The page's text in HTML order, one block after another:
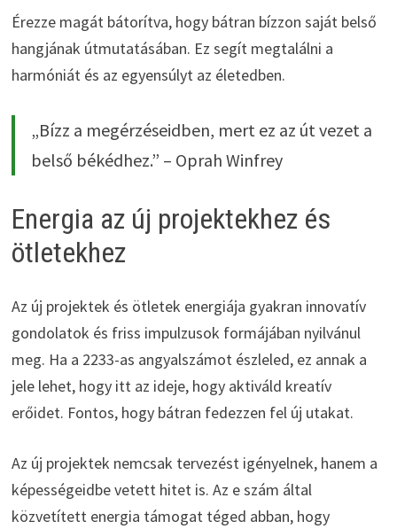
Érezze magát bátorítva, hogy bátran bízzon saját belső
hangjának útmutatásában. Ez segít megtalálni a
harmóniát és az egyensúlyt az életedben.
„Bízz a megérzéseidben, mert ez az út vezet a
belső békédhez.” – Oprah Winfrey
Energia az új projektekhez és
ötletekhez
Az új projektek és ötletek energiája gyakran innovatív
gondolatok és friss impulzusok formájában nyilvánul
meg. Ha a 2233-as angyalszámot észleled, ez annak a
jele lehet, hogy itt az ideje, hogy aktiváld kreatív
erőidet. Fontos, hogy bátran fedezzen fel új utakat.
Az új projektek nemcsak tervezést igényelnek, hanem a
képességeidbe vetett hitet is. Az e szám által
közvetített energia támogat téged abban, hogy